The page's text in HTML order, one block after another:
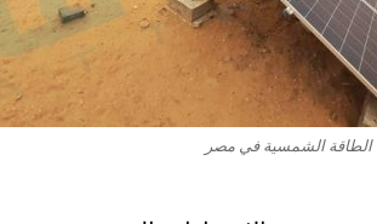
الشمسية في مصر